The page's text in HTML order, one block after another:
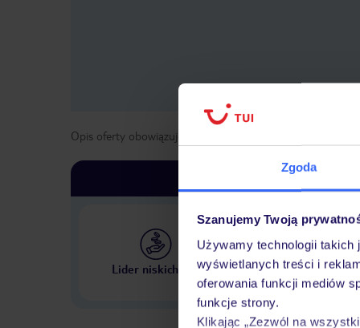
Zgoda
Szanujemy Twoją
Używamy technologii
wyświetlanych treści i
oferowania funkcji mediów
funkcje strony.
Klikając „Zezwól na
Opis oferty obowiązuje dla wyjazdów w terminie
Lider niskich cen
Największe biuro
w Polsce